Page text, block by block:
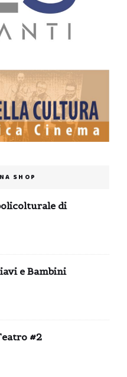
SHOP
di
e Bambini
#2